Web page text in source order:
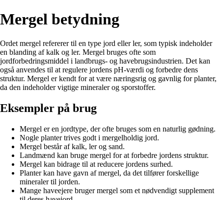
Mergel betydning
Ordet mergel refererer til en type jord eller ler, som typisk indeholder
en blanding af kalk og ler. Mergel bruges ofte som
jordforbedringsmiddel i landbrugs- og havebrugsindustrien. Det kan
også anvendes til at regulere jordens pH-værdi og forbedre dens
struktur. Mergel er kendt for at være næringsrig og gavnlig for planter,
da den indeholder vigtige mineraler og sporstoffer.
Eksempler på brug
Mergel er en jordtype, der ofte bruges som en naturlig gødning.
Nogle planter trives godt i mergelholdig jord.
Mergel består af kalk, ler og sand.
Landmænd kan bruge mergel for at forbedre jordens struktur.
Mergel kan bidrage til at reducere jordens surhed.
Planter kan have gavn af mergel, da det tilfører forskellige
mineraler til jorden.
Mange haveejere bruger mergel som et nødvendigt supplement